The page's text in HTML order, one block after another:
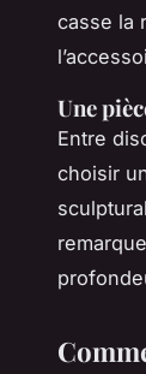
casse la
Une
Entre
choisir